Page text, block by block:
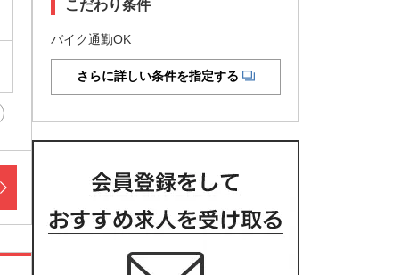
こだわり条件
バイク通勤OK
さらに詳しい条件を指定する